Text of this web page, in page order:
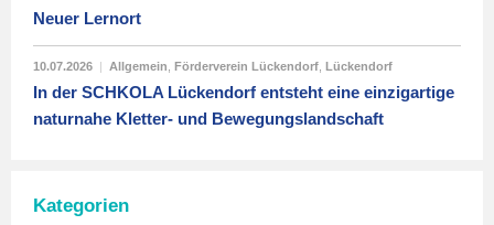
Neuer Lernort
10.07.2026 | Allgemein Förderverein Lückendorf Lückendorf
In der SCHKOLA Lückendorf entsteht eine einzigartige
naturnahe Kletter- und Bewegungslandschaft
Kategorien